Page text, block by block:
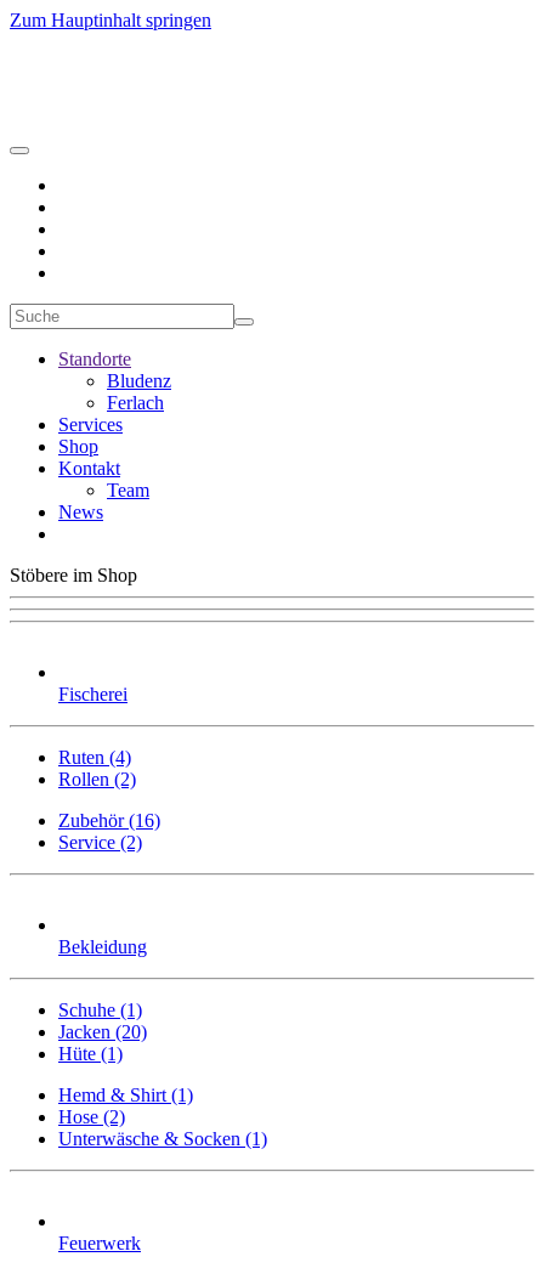
Zum Hauptinhalt springen
Standorte
Bludenz
Ferlach
Services
Shop
Kontakt
Team
News
Stöbere im Shop
Fischerei
Ruten (4)
Rollen (2)
Zubehör (16)
Service (2)
Bekleidung
Schuhe (1)
Jacken (20)
Hüte (1)
Hemd & Shirt (1)
Hose (2)
Unterwäsche & Socken (1)
Feuerwerk